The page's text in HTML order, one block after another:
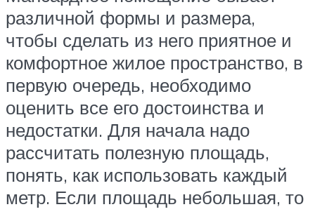
различной формы и размера,
чтобы сделать из него приятное и
комфортное жилое пространство, в
первую очередь, необходимо
оценить все его достоинства и
недостатки. Для начала надо
рассчитать полезную площадь,
понять, как использовать каждый
метр. Если площадь небольшая, то